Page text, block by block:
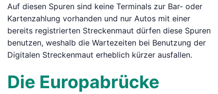
Auf diesen Spuren sind keine Terminals zur Bar- oder
Kartenzahlung vorhanden und nur Autos mit einer
bereits registrierten Streckenmaut dürfen diese Spuren
benutzen, weshalb die Wartezeiten bei Benutzung der
Digitalen Streckenmaut erheblich kürzer ausfallen.
Die Europabrücke